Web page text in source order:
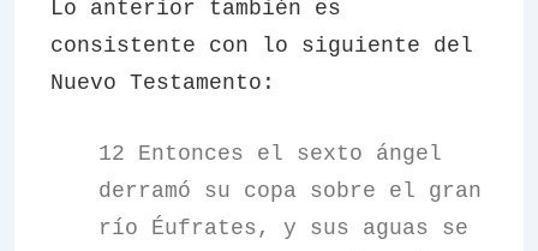
Lo anterior también es
consistente con lo siguiente del
Nuevo Testamento:
12 Entonces el sexto ángel
derramó su copa sobre el gran
río Éufrates, y sus aguas se